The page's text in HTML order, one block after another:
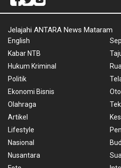
Jelajahi ANTARA News Mataram
English
Kabar NTB
Hukum Kriminal
Politik
Ekonomi Bisnis
Olahraga
Artikel
Lifestyle
Nasional
Nusantara